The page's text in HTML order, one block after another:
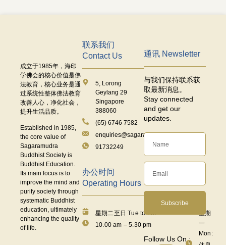
成立于1985年，海印
学佛会的核心价值是佛
法教育，核心业务是通
过系统性整体佛法教育
改善人心，净化社会，
提升生活品质。
Established in 1985,
the core value of
Sagaramudra
Buddhist Society is
Buddhist Education.
Its main focus is to
improve the mind and
purify society through
systematic Buddhist
education, ultimately
enhancing the quality
of life.
联系我们
Contact Us
5, Lorong
Geylang 29
Singapore
388060
(65) 6746 7582
enquiries@sagaramudra.org.sg
91732249
办公时间
Operating Hours
星期二至日 Tue to Fri:
10.00 am – 5.30 pm
星期
一
Mon:
通讯 Newsletter
与我们保持联系获
取最新消息。
Stay connected
and get our
updates.
Subscribe
Follow Us On :